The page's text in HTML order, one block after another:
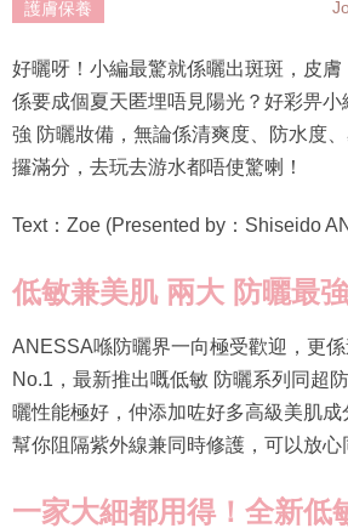
護膚保養
好曬呀！小編最驚就係曬出斑斑，皮
係要成個夏天匿埋唔見陽光？好彩畀
強 防曬妝備，無論係清爽度、防水度
攞滿分，去玩去游水都唔使驚喇！
低敏兼美肌 兩大 防曬最
No.1，最新推出嘅低敏 防曬系列同超
曬性能極好，仲添加咗好多高級美肌
幫你阻隔紫外線兼同時修護，可以放心
一家大細都用得 ！全新 低